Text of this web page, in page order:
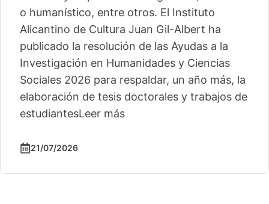
o humanístico, entre otros. El Instituto
Alicantino de Cultura Juan Gil-Albert ha
publicado la resolución de las Ayudas a la
Investigación en Humanidades y Ciencias
Sociales 2026 para respaldar, un año más, la
elaboración de tesis doctorales y trabajos de
estudiantesLeer más
21/07/2026